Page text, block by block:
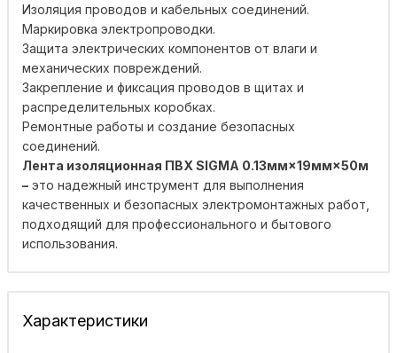
Изоляция проводов и кабельных соединений.
Маркировка электропроводки.
Защита электрических компонентов от влаги и
механических повреждений.
Закрепление и фиксация проводов в щитах и ​​
распределительных коробках.
Ремонтные работы и создание безопасных
соединений.
Лента изоляционная ПВХ SIGMA 0.13мм×19мм×50м
– это надежный инструмент для выполнения
качественных и безопасных электромонтажных работ,
подходящий для профессионального и бытового
использования.
Характеристики